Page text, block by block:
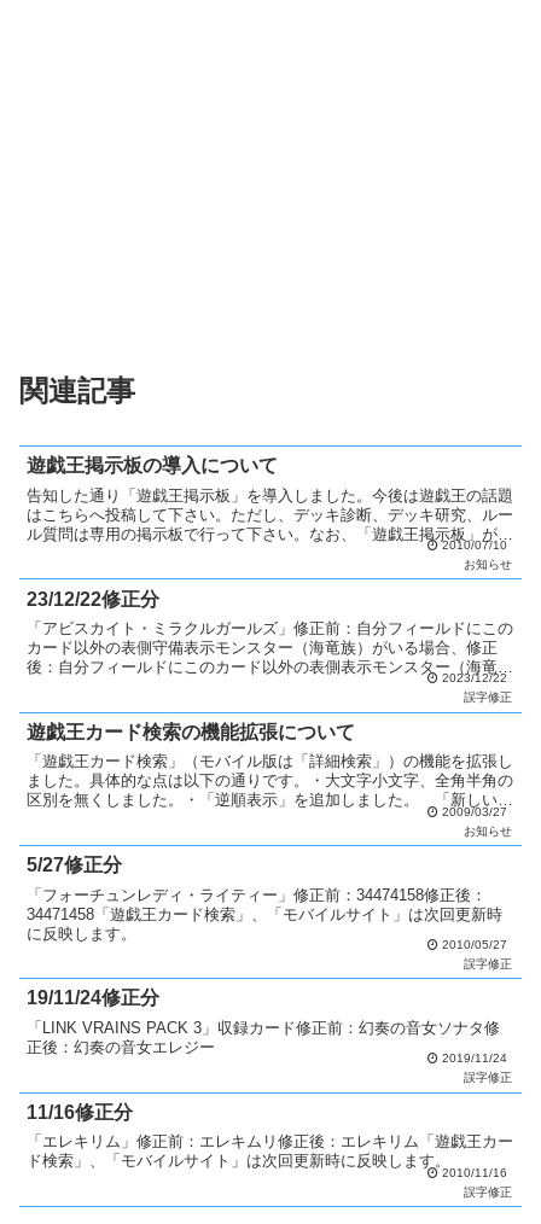
関連記事
遊戯王掲示板の導入について
告知した通り「遊戯王掲示板」を導入しました。今後は遊戯王の話題
はこちらへ投稿して下さい。ただし、デッキ診断、デッキ研究、ルー
ル質問は専用の掲示板で行って下さい。なお、「遊戯王掲示板」が問
題なく運用できた場合、「カード考察掲示板」、「コンボ掲...2010/07/10
お知らせ
23/12/22修正分
「アビスカイト・ミラクルガールズ」修正前：自分フィールドにこの
カード以外の表側守備表示モンスター（海竜族）がいる場合、修正
後：自分フィールドにこのカード以外の表側表示モンスター（海竜
族）がいる場合、「伝導士アルケミカライザー・スイライ」修正...
2023/12/22
誤字修正
遊戯王カード検索の機能拡張について
「遊戯王カード検索」（モバイル版は「詳細検索」）の機能を拡張し
ました。具体的な点は以下の通りです。・大文字小文字、全角半角の
区別を無くしました。・「逆順表示」を追加しました。 「新しい順
に表示」を選択すると最新パックのカードから検索結果が表...2009/03/27
お知らせ
5/27修正分
「フォーチュンレディ・ライティー」修正前：34474158修正後：
34471458「遊戯王カード検索」、「モバイルサイト」は次回更新時
に反映します。
2010/05/27
誤字修正
19/11/24修正分
「LINK VRAINS PACK 3」収録カード修正前：幻奏の音女ソナタ修
正後：幻奏の音女エレジー
2019/11/24
誤字修正
11/16修正分
「エレキリム」修正前：エレキムリ修正後：エレキリム「遊戯王カー
ド検索」、「モバイルサイト」は次回更新時に反映します。
2010/11/16
誤字修正